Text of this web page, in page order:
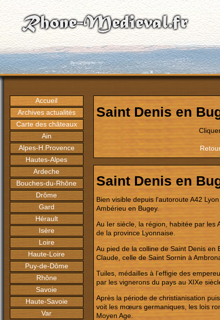
Accueil
Archives actualités
Carte des châteaux
Ain
Alpes-H.Provence
Hautes-Alpes
Ardeche
Bouches-du-Rhône
Drôme
Gard
Hérault
Isère
Loire
Haute-Loire
Puy-de-Dôme
Rhône
Savoie
Haute-Savoie
Var
Saint Denis en
Saint Denis en
Bien visible depuis l'autoroute A42
Ambérieu en Bugey.
Au Ier siècle, la région, habitée par les
de la province Lyonnaise.
Au pied de la colline de Saint Denis en
Claude, celle de Saint Sornin à
Tuiles, médailles à l’effigie des
par les vignerons du pays au XIXe
Après la période de christianisation
voit les mœurs germaniques, les lois
Moyen Age.